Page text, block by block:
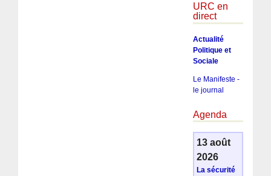
URC en
direct
Actualité
Politique et
Sociale
Le Manifeste -
le journal
Agenda
13 août
2026
La sécurité